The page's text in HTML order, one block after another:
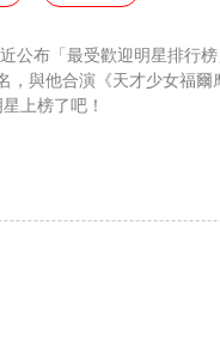
公布「最受歡迎明星排行
，與他合演《天才少女福爾
上榜了吧！